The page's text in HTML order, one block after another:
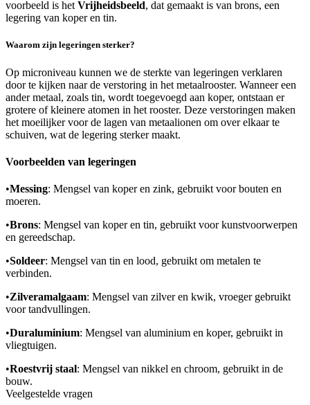
voorbeeld is het Vrijheidsbeeld, dat gemaakt is van brons, een
legering van koper en tin.
Waarom zijn legeringen sterker?
Op microniveau kunnen we de sterkte van legeringen verklaren
door te kijken naar de verstoring in het metaalrooster. Wanneer een
ander metaal, zoals tin, wordt toegevoegd aan koper, ontstaan er
grotere of kleinere atomen in het rooster. Deze verstoringen maken
het moeilijker voor de lagen van metaalionen om over elkaar te
schuiven, wat de legering sterker maakt.
Voorbeelden van legeringen
•Messing: Mengsel van koper en zink, gebruikt voor bouten en
moeren.
•Brons: Mengsel van koper en tin, gebruikt voor kunstvoorwerpen
en gereedschap.
•Soldeer: Mengsel van tin en lood, gebruikt om metalen te
verbinden.
•Zilveramalgaam: Mengsel van zilver en kwik, vroeger gebruikt
voor tandvullingen.
•Duraluminium: Mengsel van aluminium en koper, gebruikt in
vliegtuigen.
•Roestvrij staal: Mengsel van nikkel en chroom, gebruikt in de
bouw.
Veelgestelde vragen